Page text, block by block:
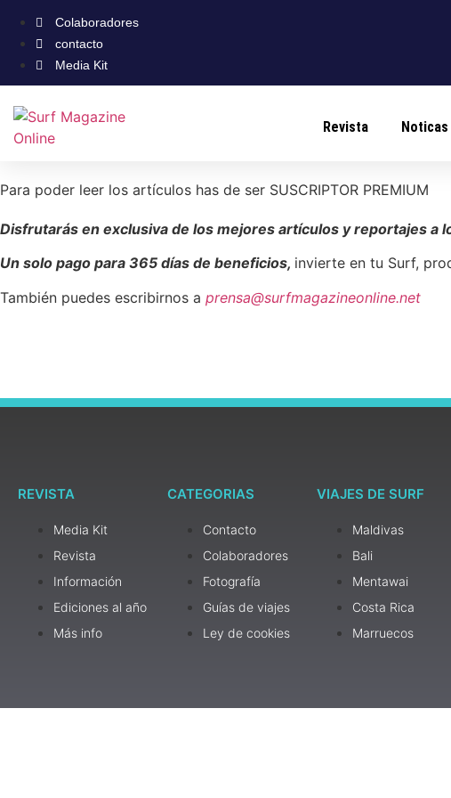
Colaboradores
contacto
Media Kit
Revista Noticas
Para poder leer los artículos has de ser SUSCRIPTOR PREMIUM
Disfrutarás en exclusiva de los mejores artículos y reportajes a
Un solo pago para 365 días de beneficios, invierte en tu Surf,
También puedes escribirnos a prensa@surfmagazineonline.net
REVISTA
Media Kit
Revista
Información
Ediciones al año
Más info
CATEGORIAS
Contacto
Colaboradores
Fotografía
Guías de viajes
Ley de cookies
VIAJES DE SURF
Maldivas
Bali
Mentawai
Costa Rica
Marruecos